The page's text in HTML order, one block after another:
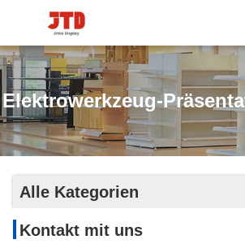
Elektrowerkzeug-
Alle Kategorien
Kontakt mit uns